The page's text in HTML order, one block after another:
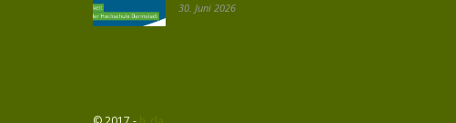
30. Juni 2026